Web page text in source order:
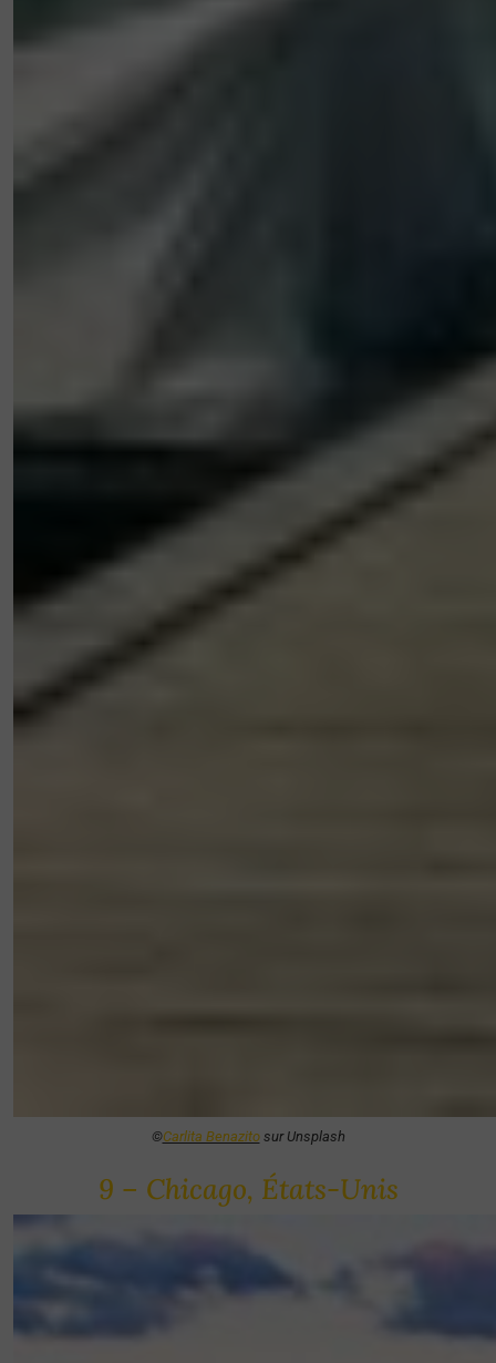
©Carlita Benazitosur Unsplash
9 – Chicago, États-Unis